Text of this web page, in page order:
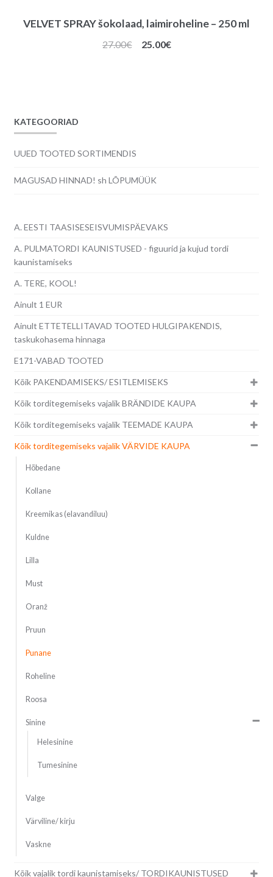
VELVET SPRAY šokolaad, laimiroheline – 250 ml
27.00€
Algne
25.00€Praegune
KATEGOORIAD
UUED TOOTED SORTIMENDIS
MAGUSAD HINNAD! sh LÕPUMÜÜK
A. EESTI TAASISESEISVUMISPÄEVAKS
A. PULMATORDI KAUNISTUSED - figuurid ja kujud tordi
kaunistamiseks
A. TERE, KOOL!
Ainult 1 EUR
Ainult ETTETELLITAVAD TOOTED HULGIPAKENDIS,
taskukohasema hinnaga
E171-VABAD TOOTED
Kõik PAKENDAMISEKS/ ESITLEMISEKS
Kõik torditegemiseks vajalik BRÄNDIDE KAUPA
Kõik torditegemiseks vajalik TEEMADE KAUPA
Kõik torditegemiseks vajalik VÄRVIDE KAUPA
Hõbedane
Kollane
Kreemikas (elavandiluu)
Kuldne
Lilla
Must
Oranž
Pruun
Punane
Roheline
Roosa
Sinine
Helesinine
Tumesinine
Valge
Värviline/ kirju
Vaskne
Kõik vajalik tordi kaunistamiseks/ TORDIKAUNISTUSED